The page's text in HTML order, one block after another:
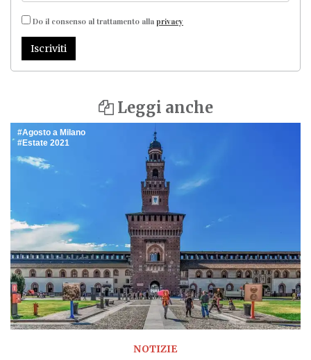
Do il consenso al trattamento alla privacy
Iscriviti
Leggi anche
Agosto a Milano
Estate 2021
NOTIZIE